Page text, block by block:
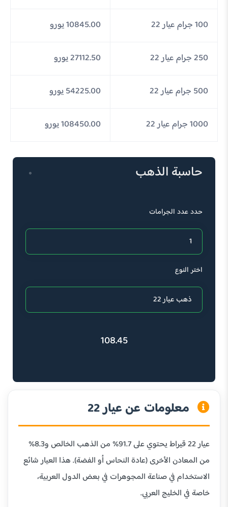
100 جرام عيار 22 10845.00 يورو
250 جرام عيار 22 27112.50 يورو
500 جرام عيار 22 54225.00 يورو
1000 جرام عيار 22 108450.00 يورو
حاسبة الذهب
حدد عدد الجرامات
اختر النوع
108.45
معلومات عن عيار 22
عيار 22 قيراط يحتوي على 91.7% من الذهب الخالص و8.3%
من المعادن الأخرى (عادة النحاس أو الفضة). هذا العيار شائع
الاستخدام في صناعة المجوهرات في بعض الدول العربية،
خاصة في الخليج العربي.